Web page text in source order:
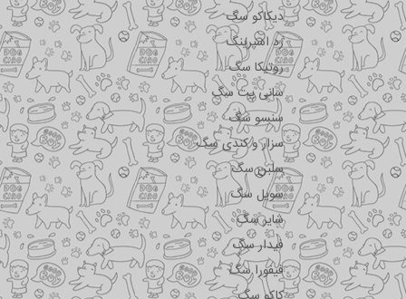
دیکاکو سگ
رد اسپرینگ
روتیکا سگ
سانی پت سگ
سنسو سگ
سزار و کندی سگ
سلبن سگ
سویل سگ
شایر سگ
فیدار سگ
فیفورا سگ